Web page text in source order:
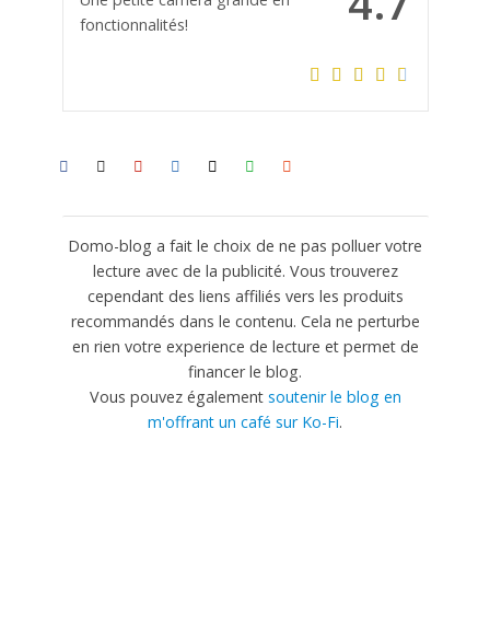
fonctionnalités!
Domo-blog a fait le choix de ne pas polluer votre
lecture avec de la publicité. Vous trouverez
cependant des liens affiliés vers les produits
recommandés dans le contenu. Cela ne perturbe
en rien votre experience de lecture et permet de
financer le blog.
Vous pouvez également soutenir le blog en
m'offrant un café sur Ko-Fi.